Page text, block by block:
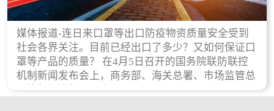
媒体报道-连日来口罩等出口防疫物资质量安全受到
社会各界关注。目前已经出口了多少？又如何保证口
罩等产品的质量？ 在4月5日召开的国务院联防联控
机制新闻发布会上，商务部、海关总署、市场监管总
局等部门进行了回应。